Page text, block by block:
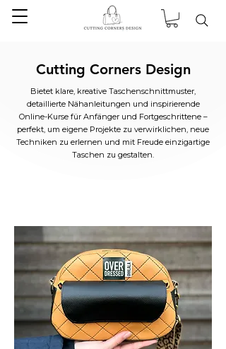
Cutting Corners Design
Bietet klare, kreative Taschenschnittmuster,
detaillierte Nähanleitungen und inspirierende
Online-Kurse für Anfänger und Fortgeschrittene –
perfekt, um eigene Projekte zu verwirklichen, neue
Techniken zu erlernen und mit Freude einzigartige
Taschen zu gestalten.